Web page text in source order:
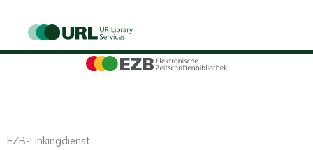
springen
EZB-Linkingdienst